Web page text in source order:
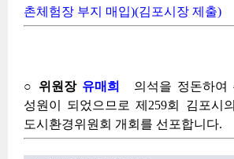
촌체험장 부지 매입)(김포시장 제출)
○ 위원장 유매희
의석을 정돈하여
성원이 되었으므로 제259회 김포시
도시환경위원회 개회를 선포합니다.